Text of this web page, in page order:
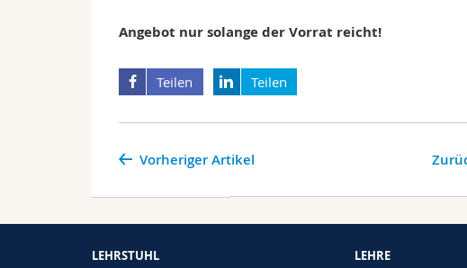
Angebot nur solange der Vorrat reicht!
Teilen Teilen
Vorheriger Artikel
LEHRSTUHL
LEHRE